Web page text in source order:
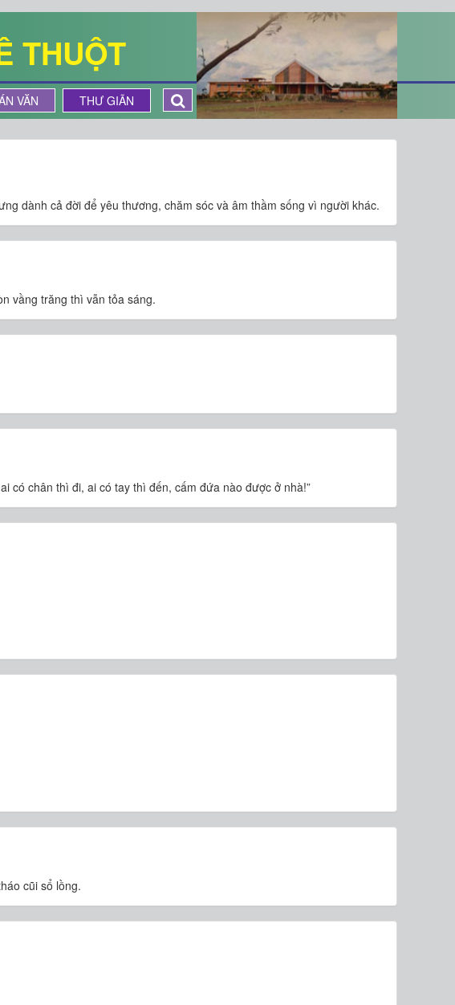
THUỘT
VĂN THƯ GIÃN
dành cả đời để yêu thương, chăm sóc và âm thầm sống vì người khác.
vầng trăng thì vẫn tỏa sáng.
có chân thì đi, ai có tay thì đến, cấm đứa nào được ở nhà!”
cũi sổ lồng.